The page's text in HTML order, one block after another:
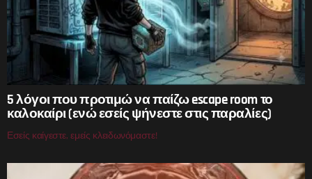
5 λόγοι που προτιμώ να παίζω escape room το
καλοκαίρι (ενώ εσείς ψήνεστε στις παραλίες)
Εσείς καίγεστε, εμείς κλειδωνόμαστε!